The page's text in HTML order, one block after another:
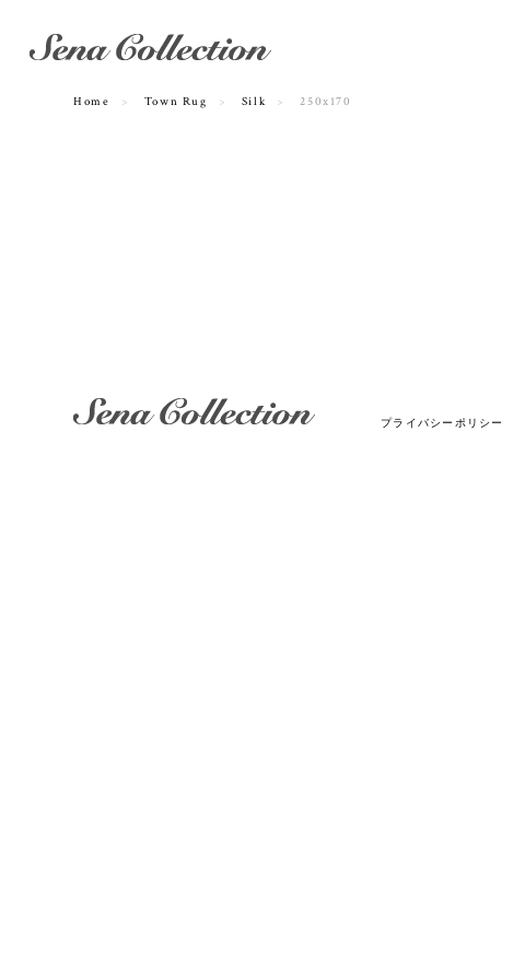
Home Town Rug Silk 250x170
プライバシーポリシー